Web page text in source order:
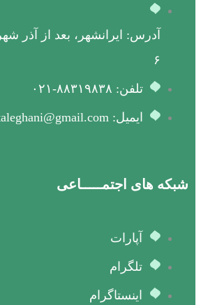
۶
تلفن: ۸۸۳۱۹۸۳۸-۰۲۱
ایمیل: zamanetaleghani@gmail.com
شبکه های اجتمـــــاعی
آپارات
تلگرام
اینستاگرام